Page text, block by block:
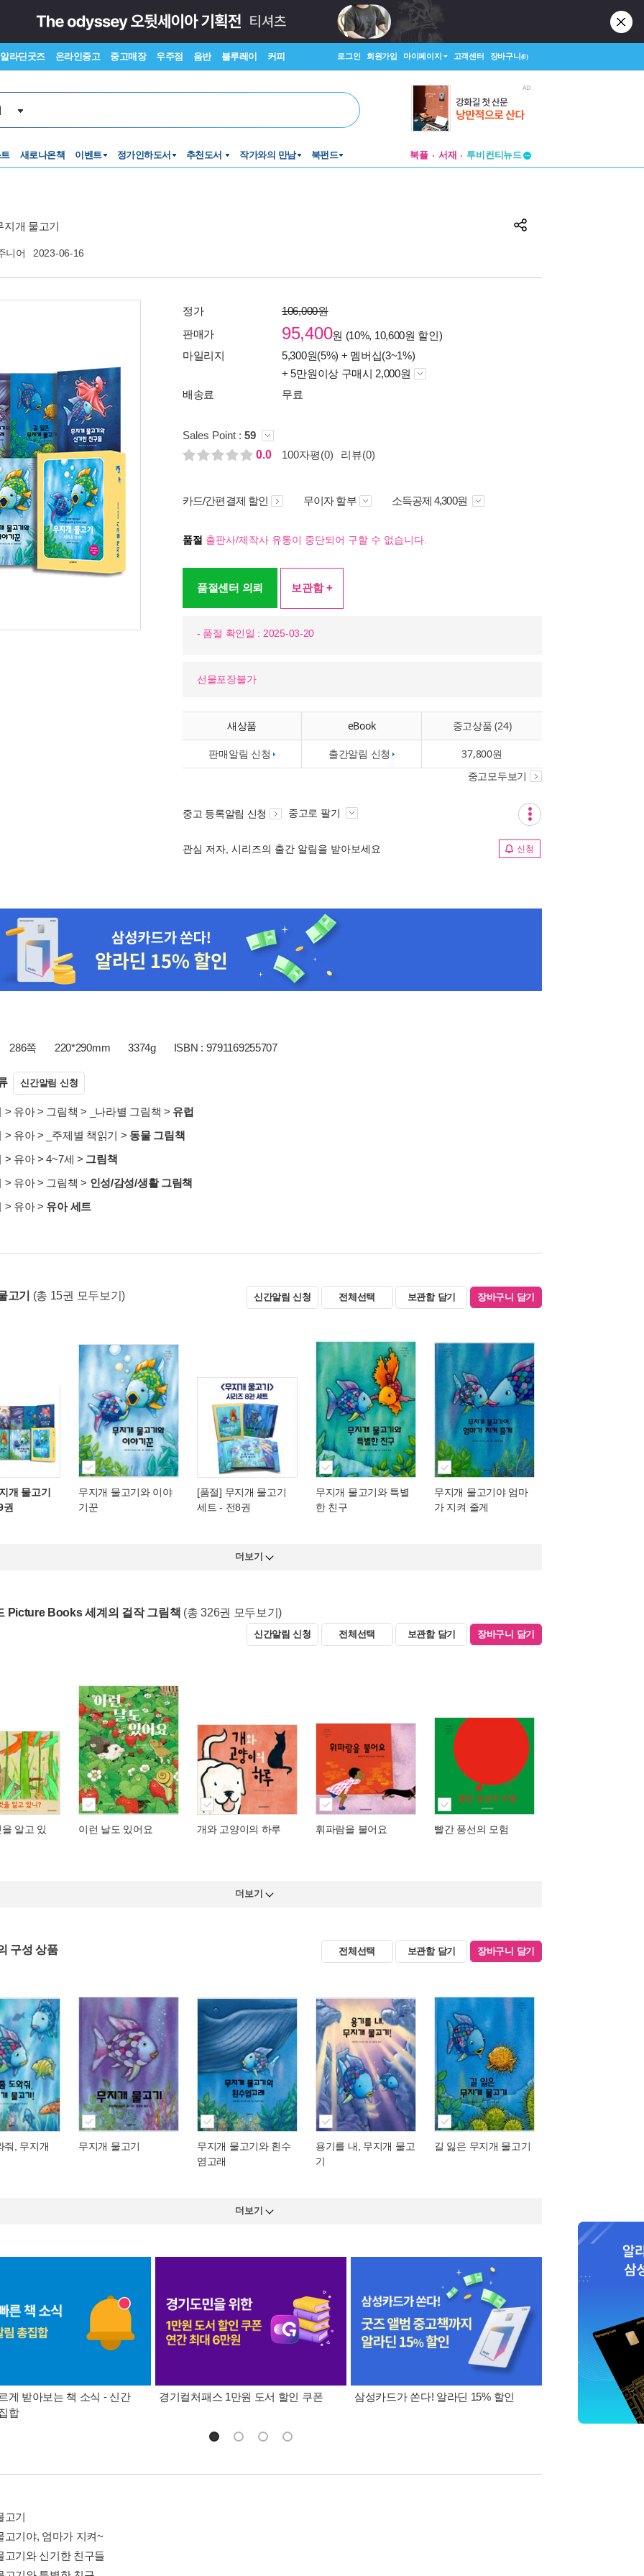
알라딘굿즈 온라인중고 중고매장 우주점 음반 블루레이 커피 로그인 회원가입 마이페이지 고객센터 장바구니(0)
새로나온책 이벤트 정가인하도서 추천도서 작가와의 만남 북펀드 북플 서재
투비컨티뉴드
지개 물고기
니어 2023-06-16
정가
106,000원
판매가
95,400원 (10%, 10,600원 할인)
마일리지
5,300원(5%) + 멤버십(3~1%)
+ 5만원이상 구매시 2,000원
배송료
무료
Sales Point : 59
0.0
100자평(0) 리뷰(0)
카드/간편결제 할인 무이자 할부 소득공제 4,300원
품절 출판사/제작사 유통이 중단되어 구할 수 없습니다.
품절센터 의뢰 보관함 +
- 품절 확인일 : 2025-03-20
선물포장불가
새상품 eBook 중고상품 (24)
판매알림 신청 출간알림 신청 37,800원
중고모두보기
중고 등록알림 신청 중고로 팔기
관심 저자, 시리즈의 출간 알림을 받아보세요 신청
286쪽 220*290mm 3374g ISBN : 9791169255707
신간알림 신청
> 유아> 그림책 > _나라별 그림책 > 유럽
> 유아> _주제별 책읽기 > 동물 그림책
> 유아>4~7세 > 그림책
> 유아> 그림책 > 인성/감성/생활 그림책
> 유아> 유아 세트
고기 (총 15권 모두보기) 신간알림 신청 전체선택 보관함 담기 장바구니 담기
개 물고기
권
무지개 물고기와 이야
기꾼
[품절] 무지개 물고기
세트 - 전8권
무지개 물고기와 특별
한 친구
무지개 물고기야 엄마
가 지켜 줄게
더보기
Picture Books 세계의 걸작 그림책 (총 326권 모두보기)
신간알림 신청 전체선택 보관함 담기 장바구니 담기
알고 있 이런 날도 있어요 개와 고양이의 하루 휘파람을 불어요 빨간 풍선의 모험
더보기
구성 상품 전체선택 보관함 담기 장바구니 담기
줘, 무지개 무지개 물고기
무지개 물고기와 흰수
염고래
용기를 내, 무지개 물고
기
길 잃은 무지개 물고기
더보기
게 받아보는 책 소식 - 신간
합
경기컬처패스 1만원 도서 할인 쿠폰 삼성카드가 쏜다! 알라딘 15% 할인 이 달의 적립금 혜택
고기
고기야, 엄마가 지켜~
고기와 신기한 친구들